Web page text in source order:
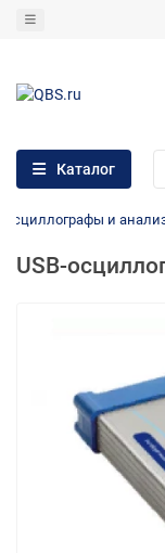
Каталог
Осциллографы и
USB-